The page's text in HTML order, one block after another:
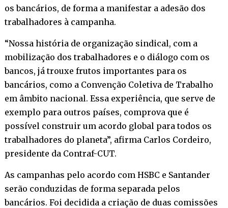
os bancários, de forma a manifestar a adesão dos
trabalhadores à campanha.
“Nossa história de organização sindical, com a
mobilização dos trabalhadores e o diálogo com os
bancos, já trouxe frutos importantes para os
bancários, como a Convenção Coletiva de Trabalho
em âmbito nacional. Essa experiência, que serve de
exemplo para outros países, comprova que é
possível construir um acordo global para todos os
trabalhadores do planeta”, afirma Carlos Cordeiro,
presidente da Contraf-CUT.
As campanhas pelo acordo com HSBC e Santander
serão conduzidas de forma separada pelos
bancários. Foi decidida a criação de duas comissões